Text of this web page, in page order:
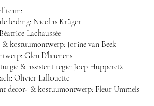
team:
leiding: Nicolas Krüger
Lachaussée
kostuumontwerp: Jorine van Beek
Glen D’haenens
& assistent regie: Joep Hupperetz
Olivier Lallouette
decor- & kostuumontwerp: Fleur Ummels